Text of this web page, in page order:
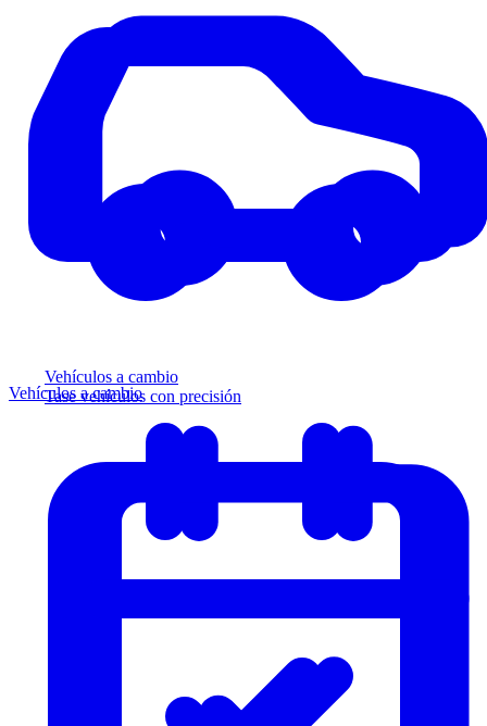
Vehículos a cambio
Tase vehículos con precisión
Vehículos a cambio